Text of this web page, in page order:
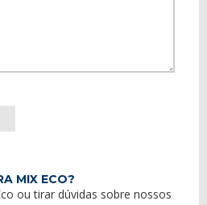
MIX ECO?
ou tirar dúvidas sobre nossos